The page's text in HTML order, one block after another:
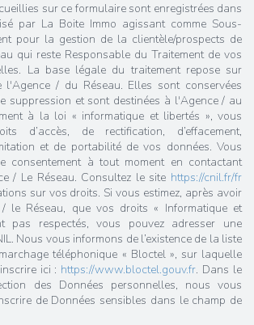
sur ce formulaire sont enregistrées dans
par La Boite Immo agissant comme Sous-
pour la gestion de la clientèle/prospects de
qui reste Responsable du Traitement de vos
La base légale du traitement repose sur
l'Agence / du Réseau. Elles sont conservées
suppression et sont destinées à l'Agence / au
à la loi « informatique et libertés », vous
d’accès, de rectification, d’effacement,
et de portabilité de vos données. Vous
consentement à tout moment en contactant
/ Le Réseau. Consultez le site https://cnil.fr/fr
sur vos droits. Si vous estimez, après avoir
le Réseau, que vos droits « Informatique et
pas respectés, vous pouvez adresser une
Nous vous informons de l’existence de la liste
téléphonique « Bloctel », sur laquelle
ici : https://www.bloctel.gouv.fr. Dans le
des Données personnelles, nous vous
de Données sensibles dans le champ de